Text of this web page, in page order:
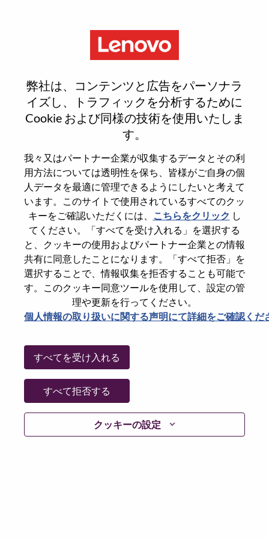
弊社は、コンテンツと広告をパーソナラ
イズし、トラフィックを分析するために
Cookie および同様の技術を使用いたしま
す。
我々又はパートナー企業が収集するデータとその利
用方法については透明性を保ち、皆様がご自身の個
人データを最適に管理できるようにしたいと考えて
います。このサイトで使用されているすべてのクッ
キーをご確認いただくには、
こちらをクリック し
てください。「すべてを受け入れる」を選択する
と、クッキーの使用およびパートナー企業との情報
共有に同意したことになります。「すべて拒否」を
選択することで、情報収集を拒否することも可能で
す。このクッキー同意ツールを使用して、設定の管
理や更新を行ってください。
個人情報の取り扱いに関する声明にて詳細をご確認くだ
クッキーの設定
すべてを受け入れる
すべて拒否する
Reset password
本当にパスワードをリセットします
Enter the email address associated with your
account, then click "Continue".
パスワードをリセットするためにリンクを
emailに送ります
パスワードをリセットください
E-mail*
Go Back
Lenovo.com